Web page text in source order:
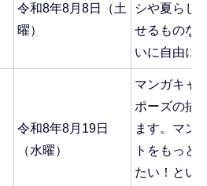
令和8年8月8日（土
曜）
シや夏らし
せるものな
いに自由に
令和8年8月19日
（水曜）
マンガキャ
ポーズの描
ます。マン
トをもっと
たい！とい